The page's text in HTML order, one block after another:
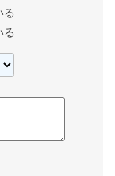
る
る